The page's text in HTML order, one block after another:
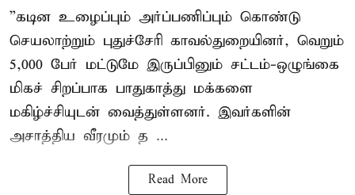
”கடின உழைப்பும் அர்ப்பணிப்பும் கொண்டு
செயலாற்றும் புதுச்சேரி காவல்துறையினர், வெறும்
5,000 பேர் மட்டுமே இருப்பினும் சட்டம்-ஒழுங்கை
மிகச் சிறப்பாக பாதுகாத்து மக்களை
மகிழ்ச்சியுடன் வைத்துள்ளனர். இவர்களின்
அசாத்திய வீரமும் த ...
Read More